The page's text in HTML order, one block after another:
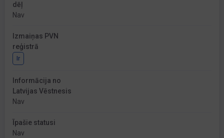
dēļ
Nav
Izmaiņas PVN
reģistrā
Ir
Informācija no
Latvijas Vēstnesis
Nav
Īpašie statusi
Nav